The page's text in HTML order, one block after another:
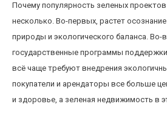
Почему популярность зеленых
несколько. Во-первых, растет
природы и экологического баланса. Во-
государственные программы
всё чаще требуют внедрения
покупатели и арендаторы все больше
и здоровье, а зеленая недвижимость в